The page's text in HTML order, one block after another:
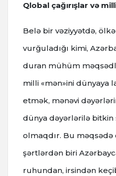
Qlobal çağırışlar və
Belə bir vəziyyətdə,
vurğuladığı kimi,
duran mühüm
milli «mən»ini dünyaya
etmək, mənəvi
dünya dəyərlərilə bitkin
olmaqdır. Bu
şərtlərdən biri
ruhundan, irsindən